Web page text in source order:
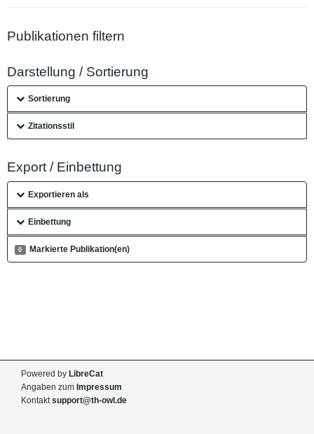
Publikationen filtern
Darstellung / Sortierung
Sortierung
Zitationsstil
Export / Einbettung
Exportieren als
Einbettung
0 Markierte Publikation(en)
Powered by LibreCat
Angaben zum Impressum
Kontaktsupport@th-owl.de